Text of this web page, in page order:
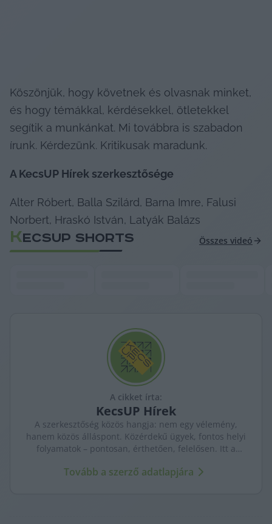
Köszönjük, hogy követnek és olvasnak minket,
és hogy témákkal, kérdésekkel, ötletekkel
segítik a munkánkat. Mi továbbra is szabadon
írunk. Kérdezünk. Kritikusak maradunk.
A KecsUP Hírek szerkesztősége
Alter Róbert, Balla Szilárd, Barna Imre, Falusi
Norbert, Hraskó István, Latyák Balázs
KECSUP SHORTS Összes videó
A cikket írta:
KecsUP Hírek
A szerkesztőség közös hangja: nem egy vélemény,
hanem közös álláspont. Közérdekű ügyek, fontos helyi
folyamatok – pontosan, érthetően, felelősen. Itt a
Tovább a szerző adatlapjára